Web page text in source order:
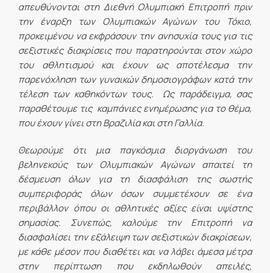
απευθύνονται στη Διεθνή Ολυμπιακή Επιτροπή πριν
την έναρξη των Ολυμπιακών Αγώνων του Τόκιο,
προκειμένου να εκφράσουν την ανησυχία τους για τις
σεξιστικές διακρίσεις που παρατηρούνται στον χώρο
του αθλητισμού και έχουν ως αποτέλεσμα την
παρενόχληση των γυναικών δημοσιογράφων κατά την
τέλεση των καθηκόντων τους. Ως παράδειγμα, σας
παραθέτουμε τις καμπάνιες ενημέρωσης για το θέμα,
που έχουν γίνει στη Βραζιλία και στη Γαλλία.
Θεωρούμε ότι μια παγκόσμια διοργάνωση του
βεληνεκούς των Ολυμπιακών Αγώνων απαιτεί τη
δέσμευση όλων για τη διασφάλιση της σωστής
συμπεριφοράς όλων όσων συμμετέχουν σε ένα
περιβάλλον όπου οι αθλητικές αξίες είναι υψίστης
σημασίας. Συνεπώς, καλούμε την Επιτροπή να
διασφαλίσει την εξάλειψη των σεξιστικών διακρίσεων,
με κάθε μέσον που διαθέτει και να λάβει άμεσα μέτρα
στην περίπτωση που εκδηλωθούν απειλές,